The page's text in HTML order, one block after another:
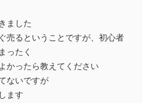
ました
売るということですが、初心者
ったく
かったら教えてください
ないですが
ます